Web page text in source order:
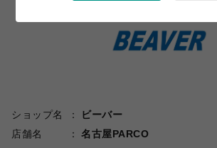
ショップ名
ビーバー
店舗名
名古屋PARCO